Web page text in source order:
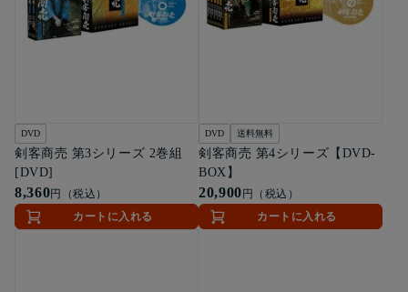
DVD
剣客商売 第3シリーズ 2巻組
[DVD]
8,360円（税込）
カートに入れる
DVD 送料無料
剣客商売 第4シリーズ【DVD-
BOX】
20,900 円（税込）
カートに入れる